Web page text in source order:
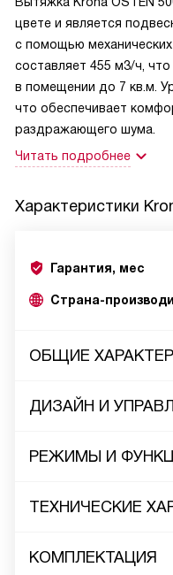
цвете и является
с помощью
составляет 455 м3/ч,
в помещении до 7 кв.м.
что обеспечивает
раздражающего шума.
Читать подробнее
Характеристики
Гарантия, мес
Страна-
ОБЩИЕ
ДИЗАЙН И
РЕЖИМЫ И
ТЕХНИЧЕСКИЕ
КОМПЛЕКТАЦИЯ